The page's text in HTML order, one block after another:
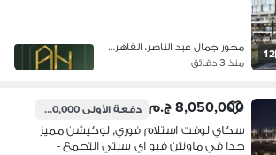
12
محور جمال عبد الناصر، القاهرة الجدي…
منذ 3 دقائق
8,050,000 ج.م دفعة الأولى7,050,000 ج.م
سكاي لوفت استلام فوري, لوكيشن مميز
جدا في ماونتن فيو اي سيتي التجمع -